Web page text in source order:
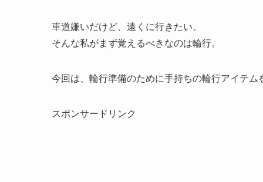
車道嫌いだけど、遠くに行きたい。
そんな私がまず覚えるべきなのは輪行。
今回は、輪行準備のために手持ちの輪行アイテム
スポンサードリンク